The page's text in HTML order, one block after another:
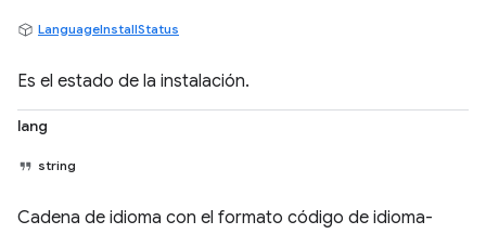
LanguageInstallStatus
Es el estado de la instalación.
lang
string
Cadena de idioma con el formato código de idioma-